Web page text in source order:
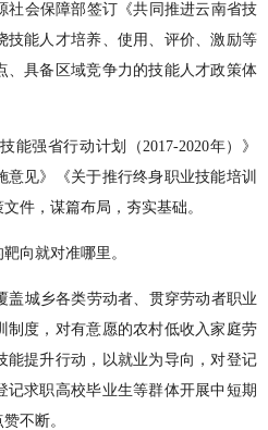
会保障部签订《共同推进云南省技
技能人才培养、使用、评价、激励等
、具备区域竞争力的技能人才政策体
强省行动计划（2017-2020年）》
意见》《关于推行终身职业技能培训
件，谋篇布局，夯实基础。
向就对准哪里。
城乡各类劳动者、贯穿劳动者职业
制度，对有意愿的农村低收入家庭劳
能提升行动，以就业为导向，对登记
记求职高校毕业生等群体开展中短期
不断。